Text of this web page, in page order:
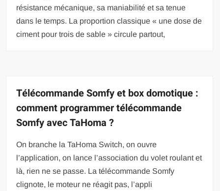
résistance mécanique, sa maniabilité et sa tenue
dans le temps. La proportion classique « une dose de
ciment pour trois de sable » circule partout,
Télécommande Somfy et box domotique :
comment programmer télécommande
Somfy avec TaHoma ?
On branche la TaHoma Switch, on ouvre
l’application, on lance l’association du volet roulant et
là, rien ne se passe. La télécommande Somfy
clignote, le moteur ne réagit pas, l’appli